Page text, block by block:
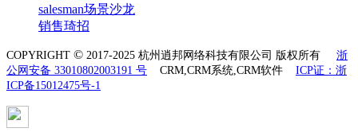
salesman场景沙龙
销售琦招
COPYRIGHT © 2017-2025 杭州逍邦网络科技有限公司 版权所有 浙
公网安备 33010802003191 号 CRM,CRM系统,CRM软件 ICP证：浙
ICP备15012475号-1